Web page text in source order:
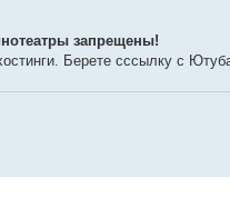
запрещены!
Берете сссылку с